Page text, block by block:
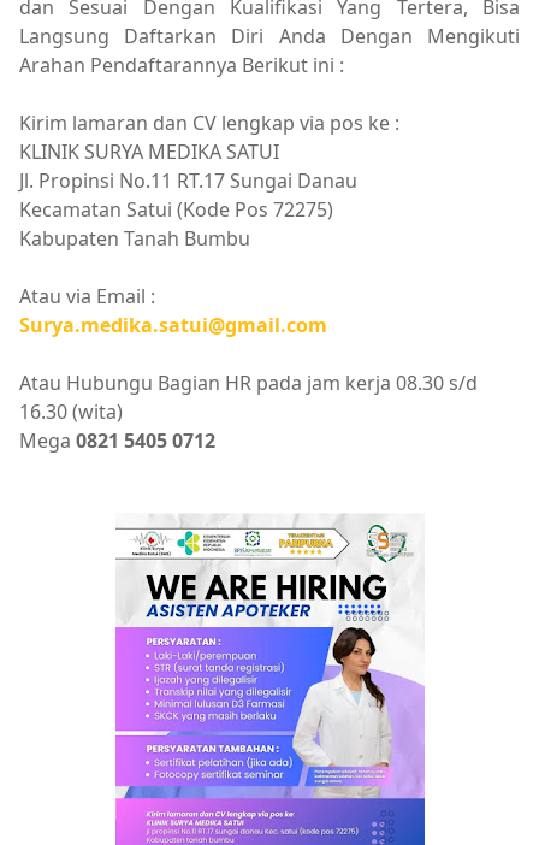
dan Sesuai Dengan Kualifikasi Yang Tertera, Bisa
Langsung Daftarkan Diri Anda Dengan Mengikuti
Arahan Pendaftarannya Berikut ini :
Kirim lamaran dan CV lengkap via pos ke :
KLINIK SURYA MEDIKA SATUI
Jl. Propinsi No.11 RT.17 Sungai Danau
Kecamatan Satui (Kode Pos 72275)
Kabupaten Tanah Bumbu
Atau via Email :
Surya.medika.satui@gmail.com
Atau Hubungu Bagian HR pada jam kerja 08.30 s/d
16.30 (wita)
Mega 0821 5405 0712